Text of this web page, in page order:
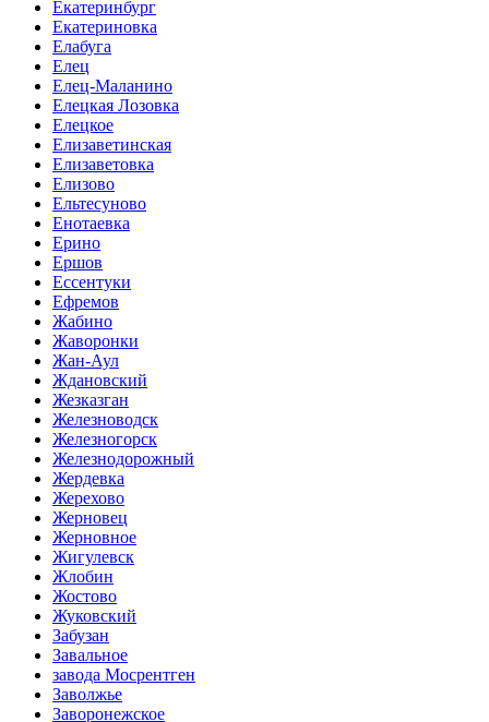
Екатеринбург
Екатериновка
Елабуга
Елец
Елец-Маланино
Елецкая Лозовка
Елецкое
Елизаветинская
Елизаветовка
Елизово
Ельтесуново
Енотаевка
Ерино
Ершов
Ессентуки
Ефремов
Жабино
Жаворонки
Жан-Аул
Ждановский
Жезказган
Железноводск
Железногорск
Железнодорожный
Жердевка
Жерехово
Жерновец
Жерновное
Жигулевск
Жлобин
Жостово
Жуковский
Забузан
Завальное
завода Мосрентген
Заволжье
Заворонежское